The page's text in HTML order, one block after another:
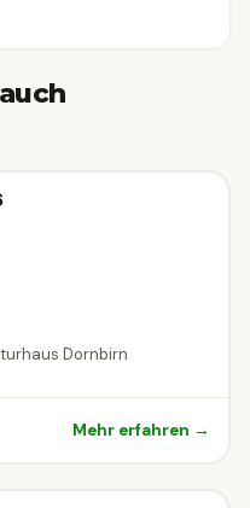
Dornbirn
Mehr erfahren →